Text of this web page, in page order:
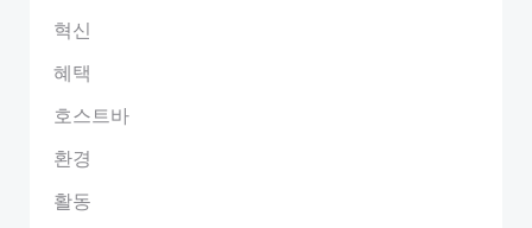
혁신
혜택
호스트바
환경
활동